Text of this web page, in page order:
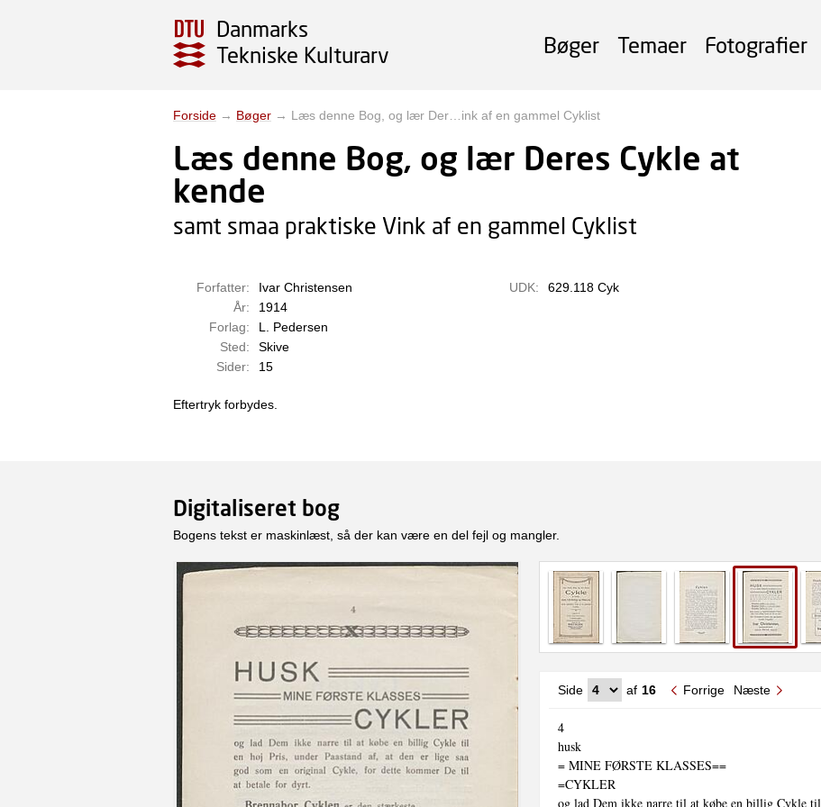
Danmarks
Tekniske Kulturarv
Bøger Temaer Fotografier
Forside → Bøger → Læs denne Bog, og lær Der…ink af en gammel Cyklist
Læs denne Bog, og lær Deres Cykle at
kende
samt smaa praktiske Vink af en gammel Cyklist
Forfatter:
Ivar Christensen
År:
1914
Forlag:
L. Pedersen
Sted:
Skive
Sider:
15
UDK: 629.118 Cyk
Eftertryk forbydes.
Digitaliseret bog
Bogens tekst er maskinlæst, så der kan være en del fejl og mangler.
Side af 16 Forrige Næste
4
husk
= MINE FØRSTE KLASSES==
=CYKLER
og lad Dem ikke narre til at købe en billig Cykle til